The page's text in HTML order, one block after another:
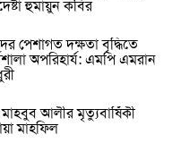
হুমায়ুন কবির
পেশাগত দক্ষতা বৃদ্ধিতে
অপরিহার্য: এমপি এমরান
আলীর মৃত্যুবার্ষিকী
মাহফিল